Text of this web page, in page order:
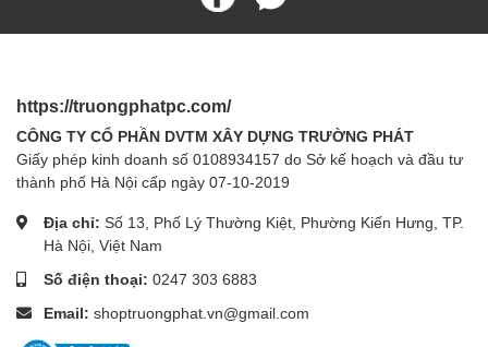
https://truongphatpc.com/
CÔNG TY CỔ PHẦN DVTM XÂY DỰNG TRƯỜNG PHÁT
Giấy phép kinh doanh số 0108934157 do Sở kế hoạch và đầu tư
thành phố Hà Nội cấp ngày 07-10-2019
Địa chỉ: Số 13, Phố Lý Thường Kiệt, Phường Kiến Hưng, TP.
Hà Nội, Việt Nam
Số điện thoại: 0247 303 6883
Email: shoptruongphat.vn@gmail.com